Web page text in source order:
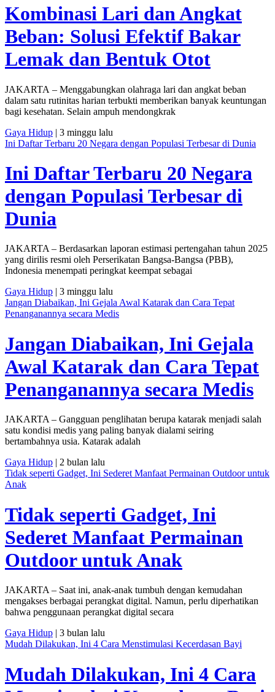
Kombinasi Lari dan Angkat
Beban: Solusi Efektif Bakar
Lemak dan Bentuk Otot
JAKARTA – Menggabungkan olahraga lari dan angkat beban
dalam satu rutinitas harian terbukti memberikan banyak keuntungan
bagi kesehatan. Selain ampuh mendongkrak
Gaya Hidup | 3 minggu lalu
Ini Daftar Terbaru 20 Negara dengan Populasi Terbesar di Dunia
Ini Daftar Terbaru 20 Negara
dengan Populasi Terbesar di
Dunia
JAKARTA – Berdasarkan laporan estimasi pertengahan tahun 2025
yang dirilis resmi oleh Perserikatan Bangsa-Bangsa (PBB),
Indonesia menempati peringkat keempat sebagai
Gaya Hidup | 3 minggu lalu
Jangan Diabaikan, Ini Gejala Awal Katarak dan Cara Tepat
Penanganannya secara Medis
Jangan Diabaikan, Ini Gejala
Awal Katarak dan Cara Tepat
Penanganannya secara Medis
JAKARTA – Gangguan penglihatan berupa katarak menjadi salah
satu kondisi medis yang paling banyak dialami seiring
bertambahnya usia. Katarak adalah
Gaya Hidup | 2 bulan lalu
Tidak seperti Gadget, Ini Sederet Manfaat Permainan Outdoor untuk
Anak
Tidak seperti Gadget, Ini
Sederet Manfaat Permainan
Outdoor untuk Anak
JAKARTA – Saat ini, anak-anak tumbuh dengan kemudahan
mengakses berbagai perangkat digital. Namun, perlu diperhatikan
bahwa penggunaan perangkat digital secara
Gaya Hidup | 3 bulan lalu
Mudah Dilakukan, Ini 4 Cara Menstimulasi Kecerdasan Bayi
Mudah Dilakukan, Ini 4 Cara